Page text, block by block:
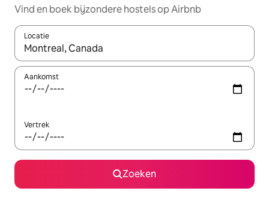
Vind en boek bijzondere hostels op Airbnb
Locatie
Wanneer er resultaten beschikbaar zijn, maak je een keuze
Aankomst
Vertrek
Zoeken